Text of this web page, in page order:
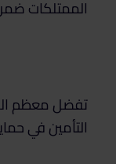
الممتلكات
تفضل معظم
التأمين في